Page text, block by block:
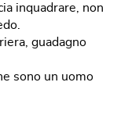
inquadrare, non
guadagno
sono un uomo